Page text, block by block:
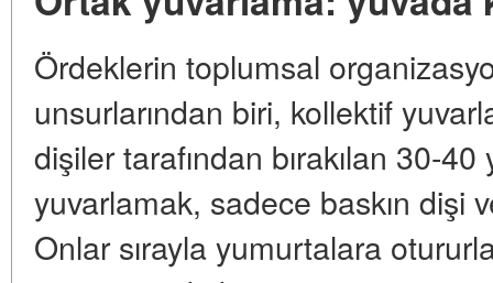
Ördeklerin toplumsal
unsurlarından biri, kollektif
dişiler tarafından bırakılan 30-
yuvarlamak, sadece baskın dişi
Onlar sırayla yumurtalara